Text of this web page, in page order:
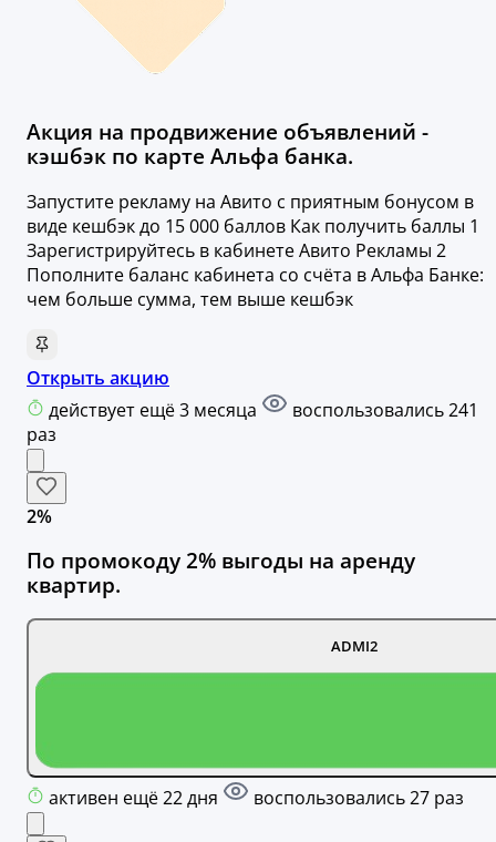
Акция на продвижение объявлений -
кэшбэк по карте Альфа банка.
Запустите рекламу на Авито с приятным бонусом в
виде кешбэк до 15 000 баллов Как получить баллы 1
Зарегистрируйтесь в кабинете Авито Рекламы 2
Пополните баланс кабинета со счёта в Альфа Банке:
чем больше сумма, тем выше кешбэк
Открыть акцию
действует ещё 3 месяца
воспользовались 241
раз
2%
По промокоду 2% выгоды на аренду
квартир.
ADMI2
активен ещё 22 дня воспользовались 27 раз